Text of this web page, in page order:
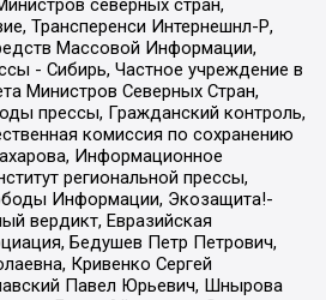
северных стран,
Трансперенси Интернешнл-Р,
Массовой Информации,
- Сибирь, Частное учреждение в
Министров Северных Стран,
прессы, Гражданский контроль,
комиссия по сохранению
Информационное
региональной прессы,
Информации, Экозащита!-
вердикт, Евразийская
Бедушев Петр Петрович,
Кривенко Сергей
Павел Юрьевич, Шнырова